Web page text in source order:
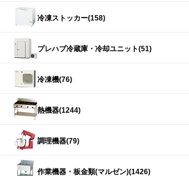
冷凍ストッカー(158)
プレハブ冷蔵庫・冷却ユニット(51)
冷凍機(76)
熱機器(1244)
調理機器(79)
作業機器・板金類(マルゼン)(1426)